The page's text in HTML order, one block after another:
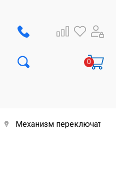
Механизм переключателя